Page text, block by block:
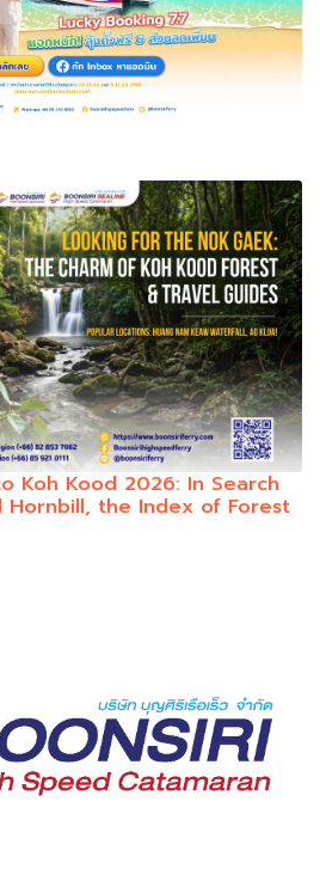
Koh Kood 2026: In Search
the Index of Forest